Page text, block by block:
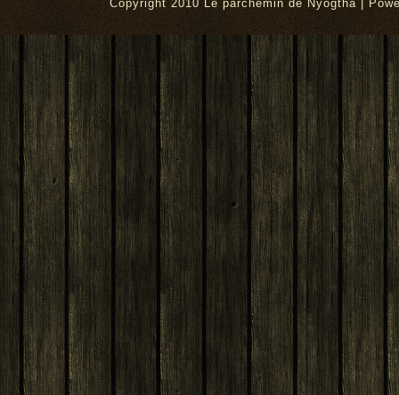
Copyright 2010 Le parchemin de Nyogtha |